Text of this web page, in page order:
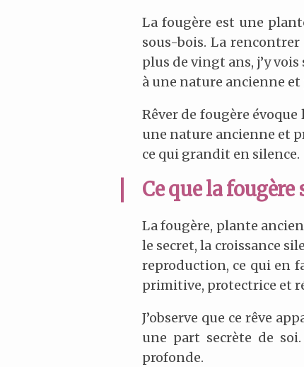
La fougère est une
sous-bois. La
plus de vingt ans, j’y
à une nature ancienne et
Rêver de fougère
une nature ancienne et
ce qui grandit en silence.
Ce que la
La fougère, plante
le secret, la croissance
reproduction, ce qui en
primitive, protectrice et
J’observe que ce rêve
une part secrète de
profonde.